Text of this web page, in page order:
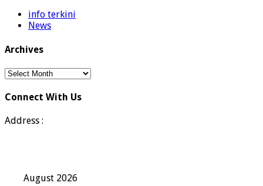
info terkini
News
Archives
Archives
Connect With Us
Address :
August 2026